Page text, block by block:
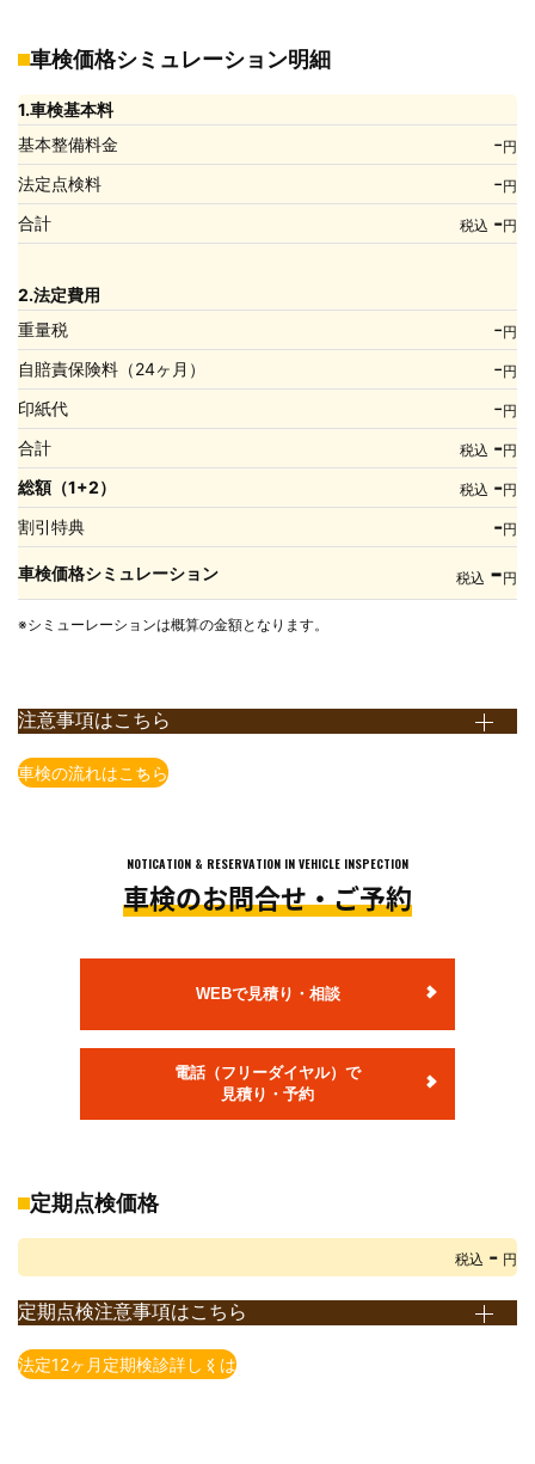
車検価格シミュレーション明細
1.車検基本料
基本整備料金
-円
法定点検料 -円
合計 税込 -円
2.法定費用
重量税
-円
自賠責保険料（24ヶ月） -円
印紙代 -円
合計 税込 -円
総額（1+2） 税込 -円
割引特典 -円
車検価格シミュレーション 税込 -円
※シミューレーションは概算の金額となります。
注意事項はこちら
※上記価格は国産車かつ当店での価格となります。店舗により価格
ない場合がございますので予めご了承ください。
※上記価格は追加整備等が発生しない場合の価格となります。
頂いた上で、ご案内いたします。
※法定費用は非課税です。
※自賠責保険料金は、軽自動車・乗用車24ヶ月、小型貨物車12ヶ
※部品交換が必要な場合、部品代・交換料金が別途発生します。
エコカー減税対象車の重量税額は上記額より減額されます。
現在の税額となります)
※自賠責保険料は2023年4月1日現在の保険料となります。
※印紙代は2026年4月1日現在の料金となります。
車検の流れはこちら
NOTICATION & RESERVATION IN VEHICLE INSPECTION
車検のお問合せ・ご予約
WEBで見積り・相談
電話（フリーダイヤル）で
見積り・予約
定期点検価格
税込 - 円
定期点検注意事項はこちら
は、使用用途や車種によって異なります。
法定12ヶ月定期検診詳しくは